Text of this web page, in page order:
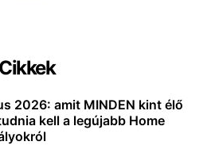
2026: amit MINDEN kint élő
kell a legújabb Home